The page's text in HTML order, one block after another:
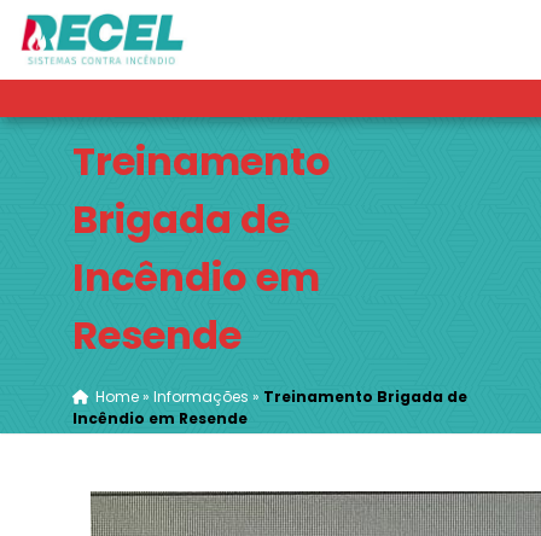
Treinamento
Brigada de
Incêndio em
Resende
Home» Informações » Treinamento Brigada de
Incêndio em Resende